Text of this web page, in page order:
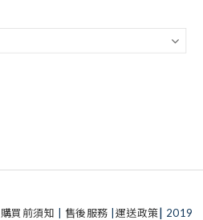
購買前須知 售後服務 運送政策| 2019